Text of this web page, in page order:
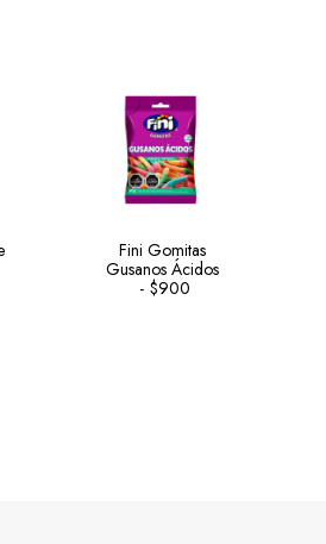
Fini Gomitas
Gusanos Ácidos
$900